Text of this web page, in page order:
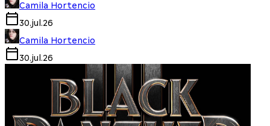
Camila Hortencio
30.jul.26
Camila Hortencio
30.jul.26